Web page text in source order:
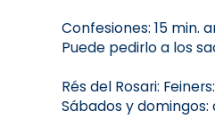
Confesiones: 15 min.
Puede pedirlo a los
Rés del Rosari:
Sábados y domingos: